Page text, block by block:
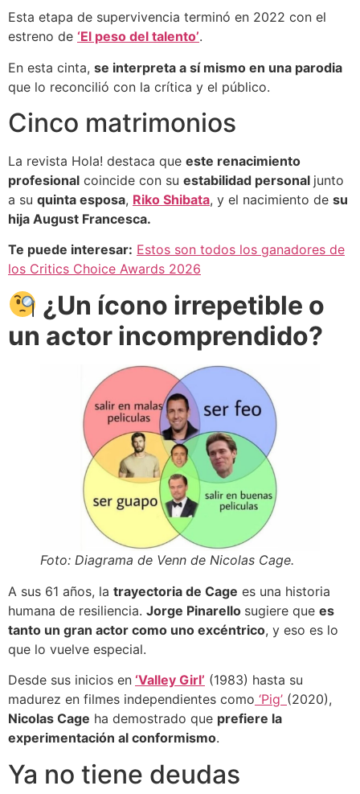
Esta etapa de supervivencia terminó en 2022 con el
estreno de ‘El peso del talento’.
En esta cinta, se interpreta a sí mismo en una parodia
que lo reconcilió con la crítica y el público.
Cinco matrimonios
La revista Hola! destaca que este renacimiento
profesional coincide con su estabilidad personal junto
a su quinta esposa, Riko Shibata, y el nacimiento de su
hija August Francesca.
Te puede interesar: Estos son todos los ganadores de
los Critics Choice Awards 2026
¿Un ícono irrepetible o
un actor incomprendido?
Foto: Diagrama de Venn de Nicolas Cage.
A sus 61 años, la trayectoria de Cage es una historia
humana de resiliencia. Jorge Pinarello sugiere que es
tanto un gran actor como uno excéntrico, y eso es lo
que lo vuelve especial.
Desde sus inicios en ‘Valley Girl’ (1983) hasta su
madurez en filmes independientes como ‘Pig’ (2020),
Nicolas Cage ha demostrado que prefiere la
experimentación al conformismo.
Ya no tiene deudas